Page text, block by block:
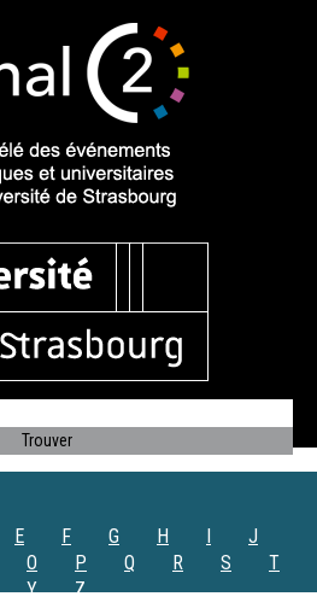
E F G H I
J
O P Q R S
T
Y Z